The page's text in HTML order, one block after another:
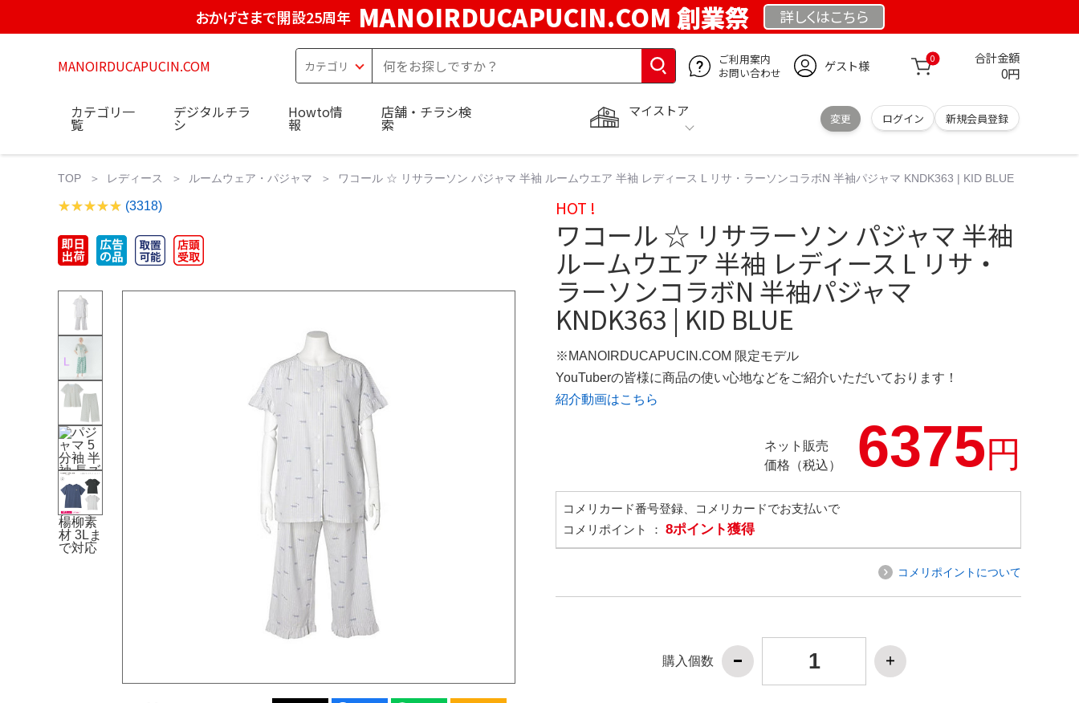
おかげさまで開設25周年 MANOIRDUCAPUCIN.COM 創業祭 詳しくはこちら
MANOIRDUCAPUCIN.COM
ご利用案内
お問い合わせ
ゲスト様 0 合計金額
0円
マイストア
変更 ログイン 新規会員登録
カテゴリ一
覧
デジタルチラ
シ
Howto情
報
店舗・チラシ検
索
TOP レディース ルームウェア・パジャマ ワコール ☆ リサラーソン パジャマ 半袖 ルームウエア 半袖 レディース L リサ・ラーソンコラボN 半袖パジャマ KNDK363 | KID BLUE
(3318) HOT !
ワコール ☆ リサラーソン パジャマ 半袖
ルームウエア 半袖 レディース L リサ・
ラーソンコラボN 半袖パジャマ
KNDK363 | KID BLUE
※MANOIRDUCAPUCIN.COM 限定モデル
YouTuberの皆様に商品の使い心地などをご紹介いただいております！
紹介動画はこちら
ネット販売
価格（税込）
6375円
コメリカード番号登録、コメリカードでお支払いで
コメリポイント ： 8ポイント獲得
コメリポイントについて
購入個数